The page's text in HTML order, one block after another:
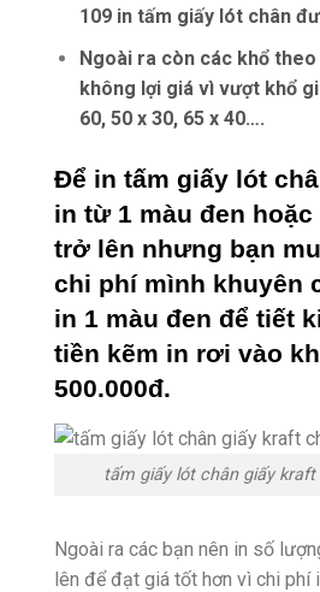
109 in tấm giấy lót chân
Ngoài ra còn các khổ
không lợi giá vì vượt khổ
60, 50 x 30, 65 x 40….
Để in tấm giấy lót
in từ 1 màu đen hoặc
trở lên nhưng bạn
chi phí mình khuyên
in 1 màu đen để tiết
tiền kẽm in rơi vào
500.000đ.
tấm giấy lót chân giấy
Ngoài ra các bạn nên in số
lên để đạt giá tốt hơn vì chi phí